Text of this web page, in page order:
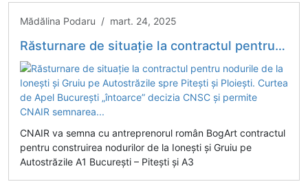
Mădălina Podaru / mart. 24, 2025
Răsturnare de situație la contractul pentru nodurile de la Ionești și Gruiu pe Autostrăzile spre Pitești și Ploiești. Curtea de Apel București „întoarce” decizia CNSC și permite CNAIR semnarea...
CNAIR va semna cu antreprenorul român BogArt contractul
pentru construirea nodurilor de la Ionești și Gruiu pe
Autostrăzile A1 București – Pitești și A3